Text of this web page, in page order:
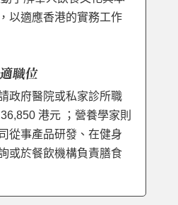
以適應香港的實務工作
職位
政府醫院或私家診所職
港元 ；營養學家則
從事產品研發、在健身
或於餐飲機構負責膳食